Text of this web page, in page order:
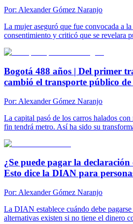
Por: Alexander Gómez Naranjo
La mujer aseguró que fue convocada a
consentimiento y criticó que se revelara
Bogotá 488 años | Del primer
cambió el transporte público de
Por: Alexander Gómez Naranjo
La capital pasó de los carros halados
fin tendrá metro. Así ha sido su
¿Se puede pagar la
Esto dice la DIAN para
Por: Alexander Gómez Naranjo
La DIAN establece cuándo debe
alternativas existen si no tiene el dinero